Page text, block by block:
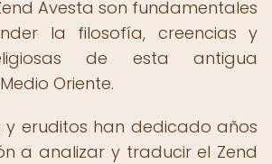
Avesta son fundamentales
la filosofía, creencias y
de esta antigua
Oriente.
y eruditos han dedicado años
a analizar y traducir el Zend